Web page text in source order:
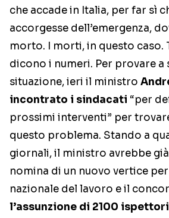
che accade in Italia, per far sì
accorgesse dell’emergenza,
morto. I morti, in questo caso.
dicono i numeri. Per provare a
situazione, ieri il ministro
incontrato i sindacati “per
prossimi interventi” per
questo problema. Stando a
giornali, il ministro avrebbe
nomina di un nuovo vertice
nazionale del lavoro e il
l’assunzione di 2100